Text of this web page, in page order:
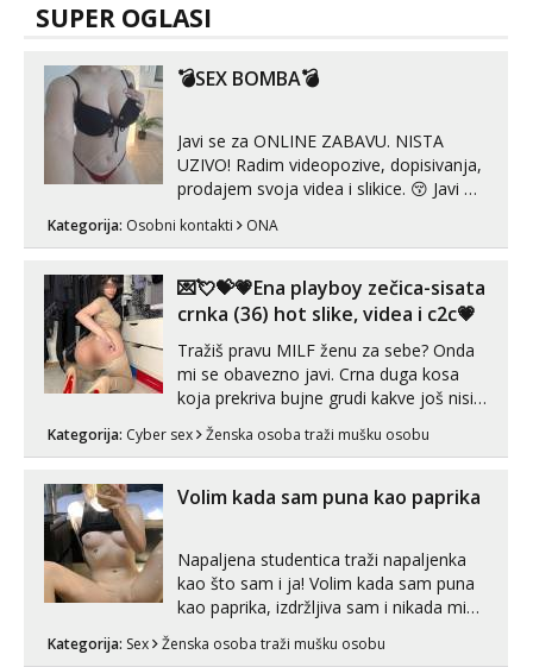
SUPER OGLASI
💣SEX BOMBA💣
Javi se za ONLINE ZABAVU. NISTA
UZIVO! Radim videopozive, dopisivanja,
prodajem svoja videa i slikice. 😚 Javi mi
Telegram. +385 91 723 0045
Kategorija: Osobni kontakti ONA
💌💘💝💗Ena playboy zečica-sisata
crnka (36) hot slike, videa i c2c💗
Tražiš pravu MILF ženu za sebe? Onda
mi se obavezno javi. Crna duga kosa
koja prekriva bujne grudi kakve još nisi
vidio, čista ŠESTICA! A usne? O usnama
bolje da ni ne pričam. Prave pune usne
vjeruj mi, takve još nisi vidio. Uvijek sam
spremna za ONLOINE zabavu...
Kategorija: Cyber sex Ženska osoba traži mušku osobu
Volim kada sam puna kao paprika
Napaljena studentica traži napaljenka
kao što sam i ja! Volim kada sam puna
kao paprika, izdržljiva sam i nikada mi
puta dnevno bilo kad i bilo gdje zato se
Kategorija: Sex Ženska osoba traži mušku osobu